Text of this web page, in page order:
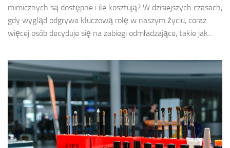
mimicznych są dostępne i ile kosztują? W dzisiejszych czasach,
gdy wygląd odgrywa kluczową rolę w naszym życiu, coraz
więcej osób decyduje się na zabiegi odmładzające, takie jak...